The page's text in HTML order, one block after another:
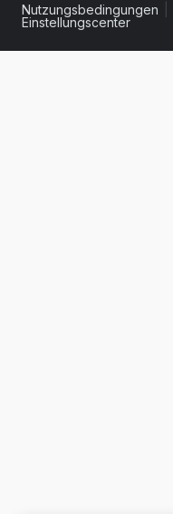
Nutzungsbedingungen
Einstellungscenter